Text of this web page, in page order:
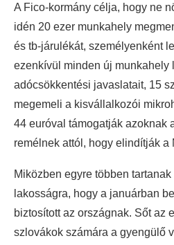
A Fico-kormány célja, hogy ne
idén 20 ezer munkahely
és tb-járulékát, személyenként
ezenkívül minden új munkahely
adócsökkentési javaslatait, 15
megemeli a kisvállalkozói
44 euróval támogatják azoknak
remélnek attól, hogy elindítják
Miközben egyre többen
lakosságra, hogy a januárban
biztosított az országnak. Sőt az
szlovákok számára a gyengülő